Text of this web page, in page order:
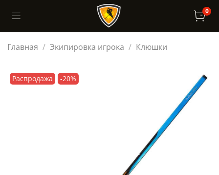
0
Главная Экипировка игрока Клюшки
Распродажа -20%